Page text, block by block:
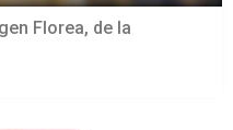
Florea, de la